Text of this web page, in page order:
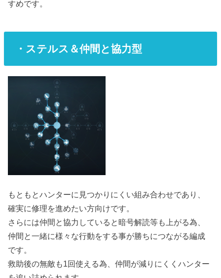
すめです。
・ステルス＆仲間と協力型
もともとハンターに見つかりにくい組み合わせであり、
確実に修理を進めたい方向けです。
さらには仲間と協力していると暗号解読等も上がる為、
仲間と一緒に様々な行動をする事が勝ちにつながる編成
です。
救助後の無敵も1回使える為、仲間が減りにくくハンター